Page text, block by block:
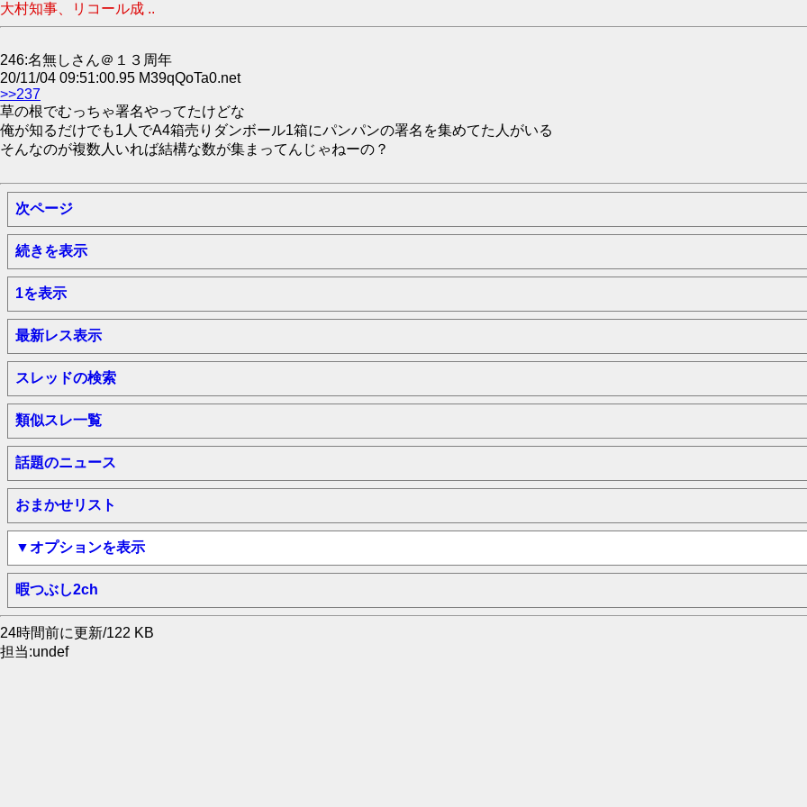
大村知事、リコール成 ..
246:名無しさん＠１３周年
20/11/04 09:51:00.95 M39qQoTa0.net
>>237
草の根でむっちゃ署名やってたけどな
俺が知るだけでも1人でA4箱売りダンボール1箱にパンパンの署名を集めてた人がいる
そんなのが複数人いれば結構な数が集まってんじゃねーの？
次ページ
続きを表示
1を表示
最新レス表示
スレッドの検索
類似スレ一覧
話題のニュース
おまかせリスト
▼オプションを表示
暇つぶし2ch
24時間前に更新/122 KB
担当:undef